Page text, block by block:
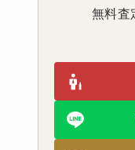
無料査